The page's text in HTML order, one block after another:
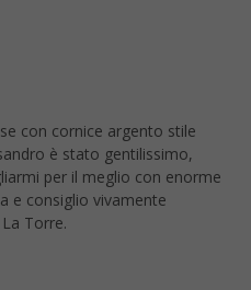
con cornice argento stile
è stato gentilissimo,
per il meglio con enorme
e consiglio vivamente
Torre.